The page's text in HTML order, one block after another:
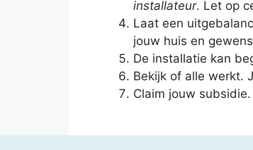
installateur. Let op
Laat een
jouw huis en
De installatie kan
Bekijk of alle werkt.
Claim jouw